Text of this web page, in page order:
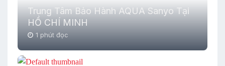
Trung Tâm Bảo Hành AQUA Sanyo Tại
HỒ CHÍ MINH
1 phút đọc